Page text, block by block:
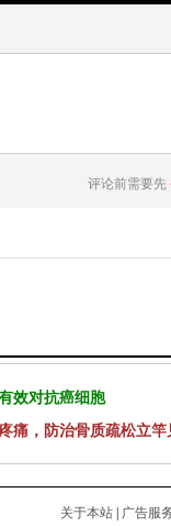
评论前需要先
效对抗癌细胞
痛，防治骨质疏松立竿
关于本站
广告服